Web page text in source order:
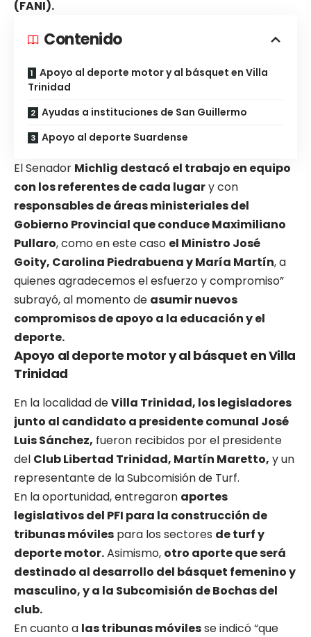
(FANI).
Contenido
Apoyo al deporte motor y al básquet en Villa
Trinidad
Ayudas a instituciones de San Guillermo
Apoyo al deporte Suardense
El Senador Michlig destacó el trabajo en equipo
con los referentes de cada lugary con
responsables de áreas ministeriales del
Gobierno Provincial que conduce Maximiliano
Pullaro, como en este caso el Ministro José
Goity, Carolina Piedrabuena y María Martín, a
quienes agradecemos el esfuerzo y compromiso”
subrayó, al momento de asumir nuevos
compromisos de apoyo a la educación y el
deporte.
Apoyo al deporte motor y al básquet en Villa
Trinidad
En la localidad deVilla Trinidad, los legisladores
junto al candidato a presidente comunal José
Luis Sánchez, fueron recibidos por el presidente
del Club Libertad Trinidad, Martín Maretto, y un
representante de la Subcomisión de Turf.
En la oportunidad, entregaron aportes
legislativos del PFI para la construcción de
tribunas móviles para los sectores de turf y
deporte motor.Asimismo, otro aporte que será
destinado al desarrollo del básquet femenino y
masculino, y a la Subcomisión de Bochas del
club.
En cuanto a las tribunas móvilesse indicó “que